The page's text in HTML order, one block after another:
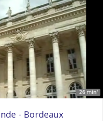
26 min'
- Bordeaux